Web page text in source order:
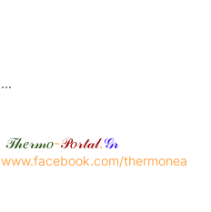
...
𝒯𝒽𝑒𝓇𝓂𝑜-𝒫𝑜𝓇𝓉𝒶𝓁.𝒢𝓇
www.facebook.com/thermonea